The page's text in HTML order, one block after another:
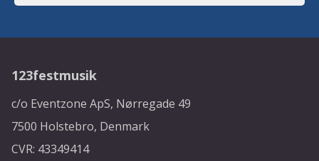
123festmusik
c/o Eventzone ApS, Nørregade 49
7500 Holstebro, Denmark
CVR: 43349414